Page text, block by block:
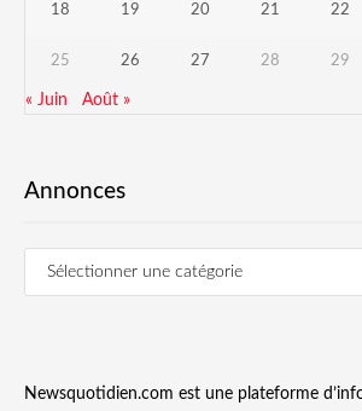
18 19 20 21 22
25 26 27 28 29
« Juin Août »
Annonces
Newsquotidien.com est une plateforme